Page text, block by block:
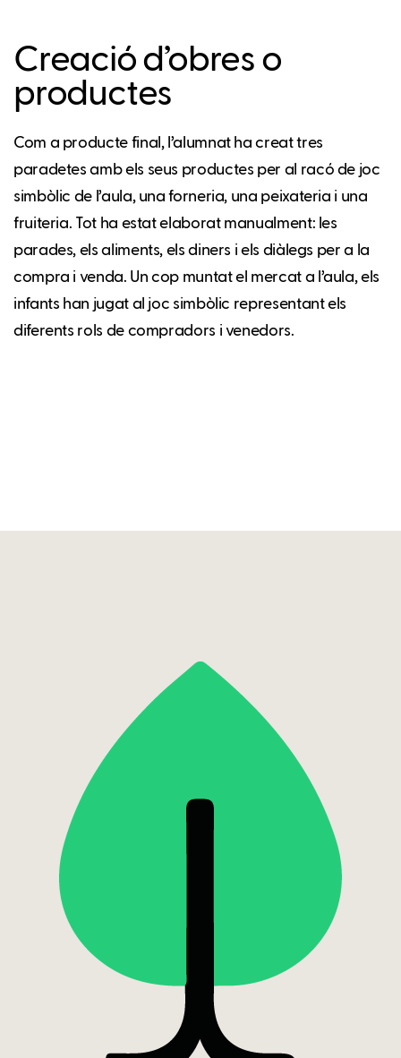
Creació d’obres o
productes
Com a producte final, l’alumnat ha creat tres
paradetes amb els seus productes per al racó de joc
simbòlic de l’aula, una forneria, una peixateria i una
fruiteria. Tot ha estat elaborat manualment: les
parades, els aliments, els diners i els diàlegs per a la
compra i venda. Un cop muntat el mercat a l’aula, els
infants han jugat al joc simbòlic representant els
diferents rols de compradors i venedors.